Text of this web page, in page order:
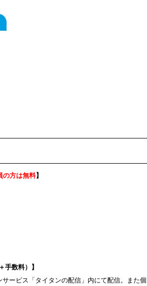
の方は無料】
手数料）】
ービス「タイタンの配信」内にて配信。また個